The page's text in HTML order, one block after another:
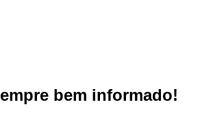
bem informado!